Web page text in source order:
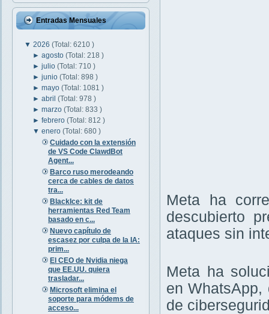
Entradas Mensuales
▼ 2026 (Total: 6210 )
►agosto(Total: 218 )
►julio(Total: 710 )
►junio(Total: 898 )
►mayo(Total: 1081 )
►abril(Total: 978 )
►marzo(Total: 833 )
►febrero(Total: 812 )
▼enero(Total: 680 )
Cuidado con la extensión
de VS Code ClawdBot
Agent...
Barco ruso merodeando
cerca de cables de datos
tra...
BlackIce: kit de
herramientas Red Team
basado en c...
Nuevo capítulo de
escasez por culpa de la IA:
prim...
El CEO de Nvidia niega
que EE.UU. quiera
trasladar...
Microsoft elimina el
soporte para módems de
acceso...
Meta ha
descubierto
ataques sin
Meta ha
en WhatsApp,
de